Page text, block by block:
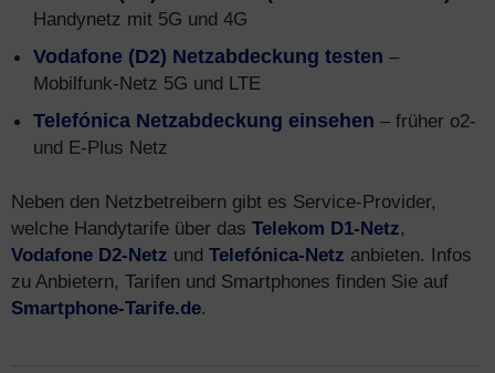
Handynetz mit 5G und 4G
Vodafone (D2) Netzabdeckung testen –
Mobilfunk-Netz 5G und LTE
Telefónica Netzabdeckung einsehen – früher o2-
und E-Plus Netz
Neben den Netzbetreibern gibt es Service-Provider,
welche Handytarife über das Telekom D1-Netz,
Vodafone D2-Netz und Telefónica-Netz anbieten. Infos
zu Anbietern, Tarifen und Smartphones finden Sie auf
Smartphone-Tarife.de.